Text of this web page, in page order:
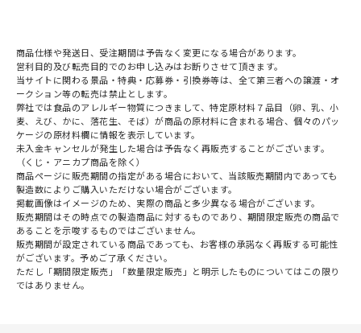
商品仕様や発送日、受注期間は予告なく変更になる場合があります。
営利目的及び転売目的でのお申し込みはお断りさせて頂きます。
当サイトに関わる景品・特典・応募券・引換券等は、全て第三者への譲渡・オ
ークション等の転売は禁止とします。
弊社では食品のアレルギー物質につきまして、特定原材料７品目（卵、乳、小
麦、えび、かに、落花生、そば）が商品の原材料に含まれる場合、個々のパッ
ケージの原材料欄に情報を表示しています。
未入金キャンセルが発生した場合は予告なく再販売することがございます。
（くじ・アニカプ商品を除く）
商品ページに販売期間の指定がある場合において、当該販売期間内であっても
製造数によりご購入いただけない場合がございます。
掲載画像はイメージのため、実際の商品と多少異なる場合がございます。
販売期間はその時点での製造商品に対するものであり、期間限定販売の商品で
あることを示唆するものではございません。
販売期間が設定されている商品であっても、お客様の承諾なく再販する可能性
がございます。予めご了承ください。
ただし「期間限定販売」「数量限定販売」と明示したものについてはこの限り
ではありません。